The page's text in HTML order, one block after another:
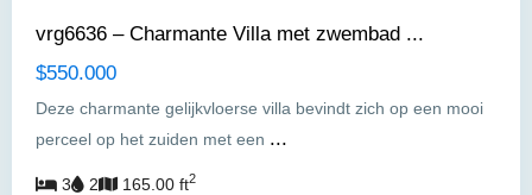
vrg6636 – Charmante Villa met zwembad ...
$550.000
Deze charmante gelijkvloerse villa bevindt zich op een mooi
perceel op het zuiden met een ...
3 2 165.00 ft2